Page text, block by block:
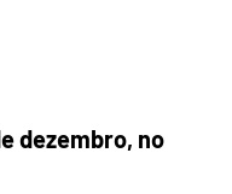
dezembro, no